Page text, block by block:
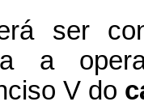
ser
a
V do